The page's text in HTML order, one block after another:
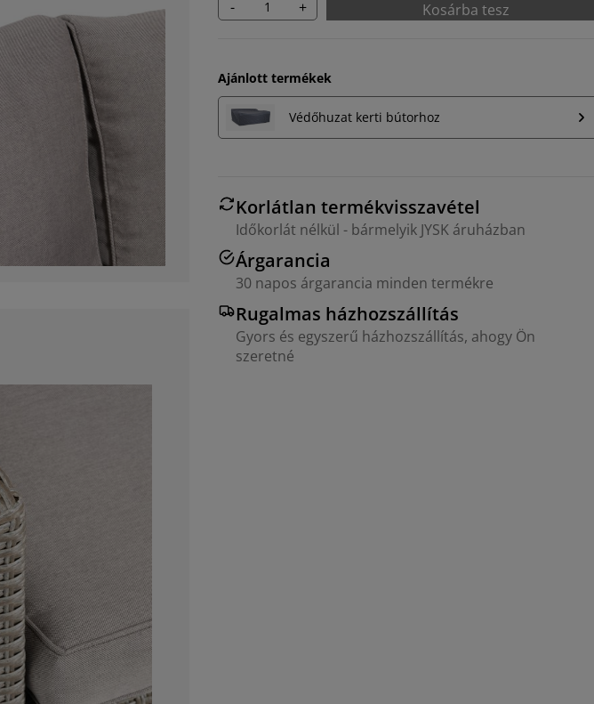
- + Kosárba tesz
Ajánlott termékek
Védőhuzat kerti bútorhoz
Korlátlan termékvisszavétel
Időkorlát nélkül - bármelyik JYSK áruházban
Árgarancia
30 napos árgarancia minden termékre
Rugalmas házhozszállítás
Gyors és egyszerű házhozszállítás, ahogy Ön
szeretné